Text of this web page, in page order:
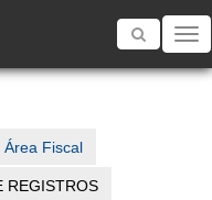
Toggle
Fiscal
REGISTROS